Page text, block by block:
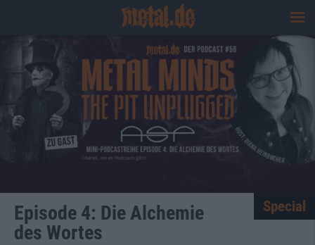
Episode 4: Die Alchemie
des Wortes
Special